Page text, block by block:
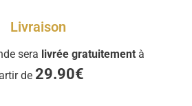
Livraison
sera livrée gratuitement à
de 29.90€